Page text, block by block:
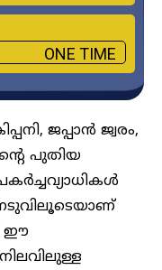
ONE TIME
ജപ്പാൻ ജ്വരം,
പുതിയ
ഈ